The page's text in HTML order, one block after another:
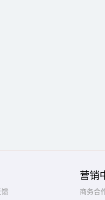
馈
营销
商务合